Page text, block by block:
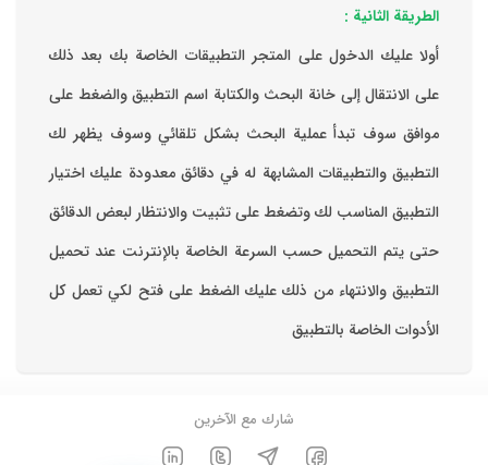
الطريقة الثانية :
‏أولا عليك الدخول على المتجر التطبيقات الخاصة بك ‏بعد ذلك
على الانتقال إلى خانة البحث والكتابة اسم التطبيق والضغط على
موافق ‏سوف تبدأ عملية البحث بشكل تلقائي وسوف يظهر لك
التطبيق والتطبيقات المشابهة له في دقائق معدودة ‏عليك اختيار
التطبيق المناسب لك وتضغط على تثبيت والانتظار لبعض الدقائق
حتى يتم التحميل حسب السرعة الخاصة بالإنترنت ‏عند تحميل
التطبيق والانتهاء من ذلك عليك الضغط على فتح لكي تعمل كل
الأدوات الخاصة بالتطبيق
شارك مع الآخرين